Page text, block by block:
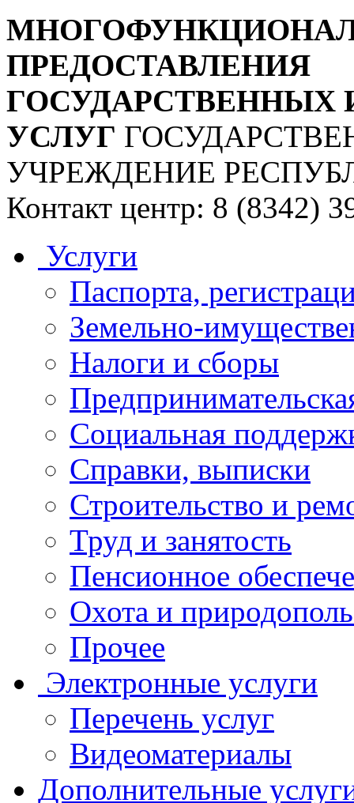
ПРЕДОСТАВЛЕНИЯ
УСЛУГ
УЧРЕЖДЕНИЕ
Контакт центр: 8 (8342)
Услуги
Паспорта,
Земельно-
Налоги и сборы
Социальная
Справки, выписки
Строительство и
Труд и занятость
Пенсионное
Охота и
Прочее
Электронные услуги
Перечень услуг
Видеоматериалы
Дополнительные